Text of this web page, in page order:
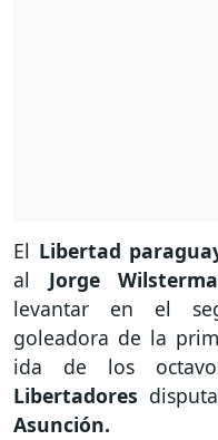
El Libertad
al Jorge
levantar en el
goleadora de la
ida de los
Libertadores
Asunción.